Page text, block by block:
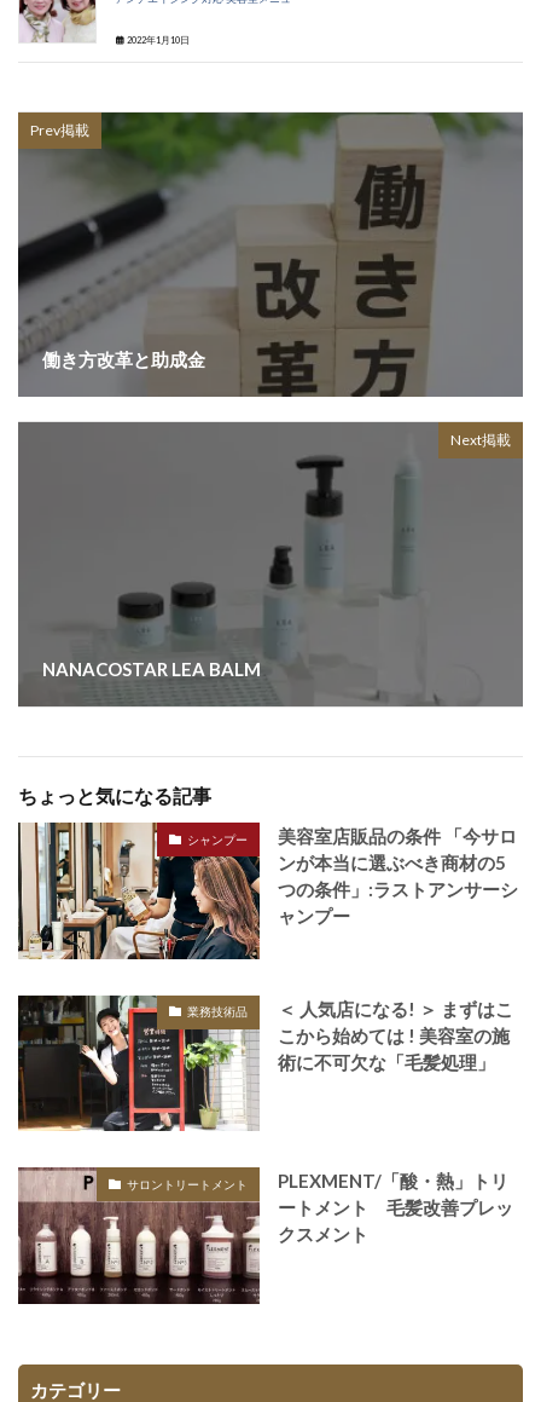
2022年1月10日
Prev掲載
働き方改革と助成金
Next掲載
NANACOSTAR LEA BALM
ちょっと気になる記事
シャンプー
美容室店販品の条件 「今サロ
ンが本当に選ぶべき商材の5
つの条件」:ラストアンサーシ
ャンプー
業務技術品
＜ 人気店になる! ＞ まずはこ
こから始めては ! 美容室の施
術に不可欠な「毛髪処理」
サロントリートメント
PLEXMENT/​「酸・熱」トリ
ートメント 毛髪改善プレッ
クスメント
カテゴリー